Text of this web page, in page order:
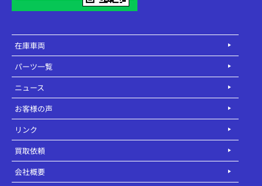
在庫車両
パーツ一覧
ニュース
お客様の声
リンク
買取依頼
会社概要